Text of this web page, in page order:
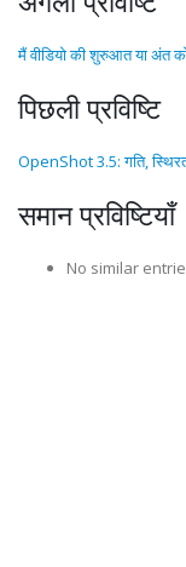
मैं वीडियो की शुरुआत या अंत
पिछली प्रविष्टि
OpenShot 3.5: गति,
समान प्रविष्टियाँ
No similar